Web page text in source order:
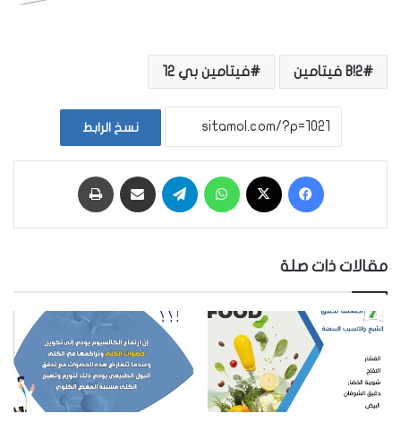
B!2 فيتامين فيتامين بي 12
نسخ الرابط
مقالات ذات صلة